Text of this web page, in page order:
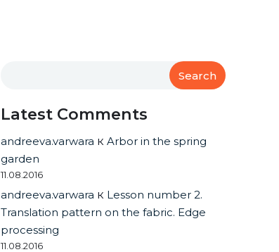
Search
Latest Comments
andreeva.varwara кArbor in the spring
garden
11.08.2016
andreeva.varwara к Lesson number 2.
Translation pattern on the fabric. Edge
processing
11.08.2016